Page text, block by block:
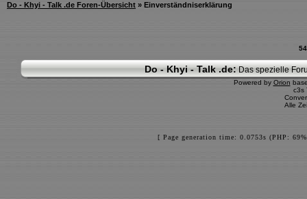
Do - Khyi - Talk .de Foren-Übersicht » Einverständniserklärung
Do - Khyi - Talk .de: Das spezielle
Powered by Orion
c3s
Alle
[ Page generation time: 0.0753s (PHP: